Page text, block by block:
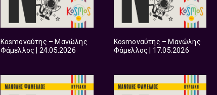
Kosmoναύτης – Μανώλης
Φάμελλος | 24.05.2026
Kosmoναύτης – Μανώλης
Φάμελλος | 17.05.2026